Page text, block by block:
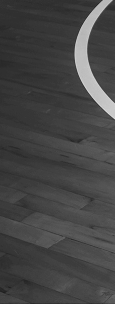
ÁREA TÉCNICA
PROJETOS